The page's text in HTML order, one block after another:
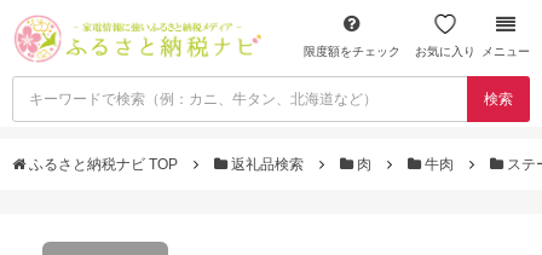
限度額をチェック お気に入り メニュー
検索
ふるさと納税ナビ TOP 返礼品検索 肉 牛肉 ステ